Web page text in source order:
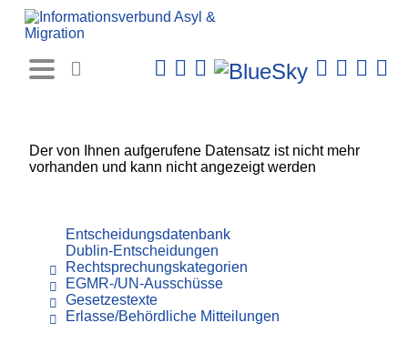
Der von Ihnen aufgerufene Datensatz ist nicht mehr
vorhanden und kann nicht angezeigt werden
Entscheidungsdatenbank
Dublin-Entscheidungen
Rechtsprechungskategorien
EGMR-/UN-Ausschüsse
Gesetzestexte
Erlasse/Behördliche Mitteilungen